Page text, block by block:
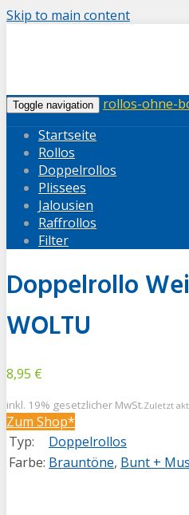
Skip to main content
Toggle navigation
rollos-ohne-
Startseite
Rollos
Doppelrollos
Plissees
Jalousien
Raffrollos
Filter
Doppelrollo
WOLTU
8,95 €
inkl. 19% gesetzlicher MwSt.Zuletzt
Zum Shop*
Typ:
Doppelrollos
Farbe: Brauntöne, Bunt +